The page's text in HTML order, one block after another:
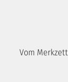
Vom